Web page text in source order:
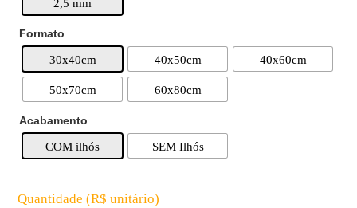
2,5 mm
Formato
30x40cm 40x50cm 40x60cm
50x70cm 60x80cm
Acabamento
COM ilhós SEM Ilhós
Quantidade (R$ unitário)